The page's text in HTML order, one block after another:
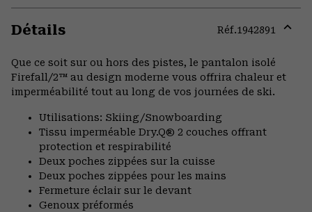
Détails Réf.1942891
Que ce soit sur ou hors des pistes, le pantalon isolé
Firefall/2™ au design moderne vous offrira chaleur et
imperméabilité tout au long de vos journées de ski.
Utilisations: Skiing/Snowboarding
Tissu imperméable Dry.Q® 2 couches offrant
protection et respirabilité
Deux poches zippées sur la cuisse
Deux poches zippées pour les mains
Fermeture éclair sur le devant
Genoux préformés